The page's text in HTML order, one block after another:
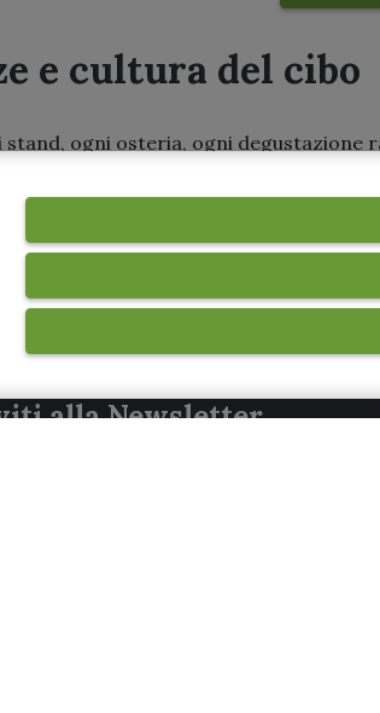
e cultura del cibo
stand, ogni osteria, ogni degustazione
e della sua comunità. Le occasioni per
in tutto il paese. In Piazza Caduti
PUBBLICATO IL: 5
Leggi
alla Newsletter